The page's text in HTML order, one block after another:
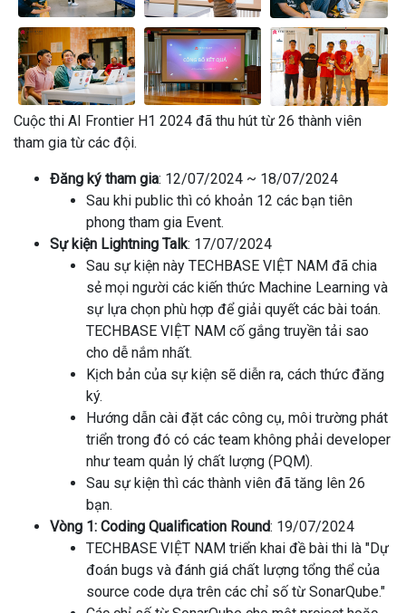
Cuộc thi AI Frontier H1 2024 đã thu hút từ 26 thành viên
tham gia từ các đội.
Đăng ký tham gia: 12/07/2024 ~ 18/07/2024
Sau khi public thì có khoản 12 các bạn tiên
phong tham gia Event.
Sự kiện Lightning Talk: 17/07/2024
Sau sự kiện này TECHBASE VIỆT NAM đã chia
sẻ mọi người các kiến thức Machine Learning và
sự lựa chọn phù hợp để giải quyết các bài toán.
TECHBASE VIỆT NAM cố gắng truyền tải sao
cho dễ nắm nhất.
Kịch bản của sự kiện sẽ diễn ra, cách thức đăng
ký.
Hướng dẫn cài đặt các công cụ, môi trường phát
triển trong đó có các team không phải developer
như team quản lý chất lượng (PQM).
Sau sự kiện thì các thành viên đã tăng lên 26
bạn.
Vòng 1: Coding Qualification Round: 19/07/2024
TECHBASE VIỆT NAM triển khai đề bài thi là "Dự
đoán bugs và đánh giá chất lượng tổng thể của
source code dựa trên các chỉ số từ SonarQube."